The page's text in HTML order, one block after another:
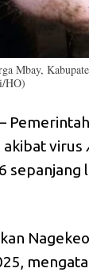
Mbay,
HO)
akibat virus